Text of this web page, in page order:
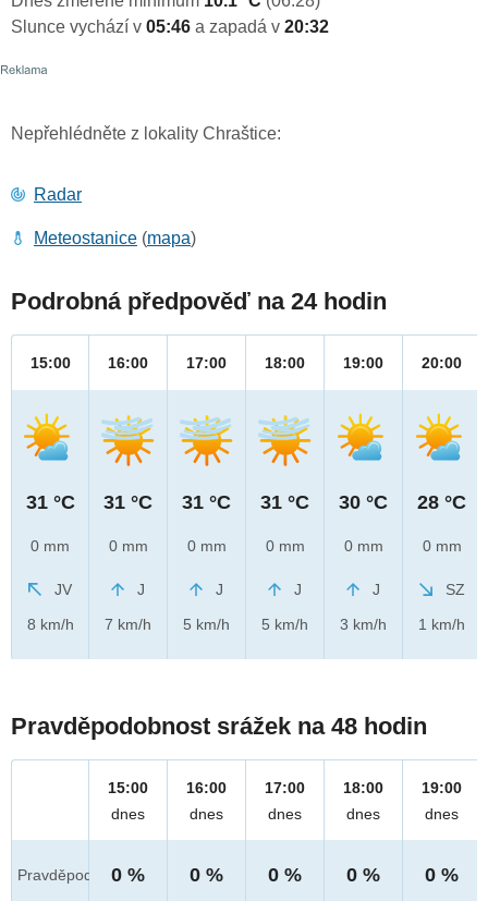
Slunce vychází v 05:46 a zapadá v 20:32
Nepřehlédněte z lokality Chraštice:
Radar
Meteostanice (mapa)
Podrobná předpověď na 24 hodin
15:00
31 °C
0 mm
JV
8 km/h
16:00
31 °C
0 mm
J
7 km/h
17:00
31 °C
0 mm
J
5 km/h
18:00
31 °C
0 mm
J
5 km/h
19:00
30 °C
0 mm
J
3 km/h
20:00
28 °C
0 mm
SZ
1 km/h
Pravděpodobnost srážek na 48 hodin
Pravděpod.
15:00
dnes
0 %
16:00
dnes
0 %
17:00
dnes
0 %
18:00
dnes
0 %
19:00
dnes
0 %